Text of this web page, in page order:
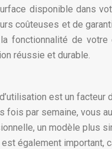
disponible dans
coûteuses et de
fonctionnalité de
réussie et durable.
est un
par semaine, vous
un modèle plus
également important,